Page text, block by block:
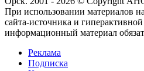
При использовании материалов
сайта-источника и
информационный материал
Реклама
Подписка